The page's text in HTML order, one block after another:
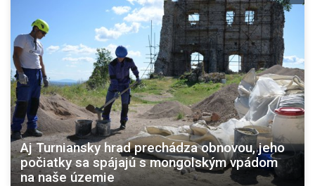
Aj Turniansky hrad prechádza obnovou, jeho
počiatky sa spájajú s mongolským vpádom
na naše územie